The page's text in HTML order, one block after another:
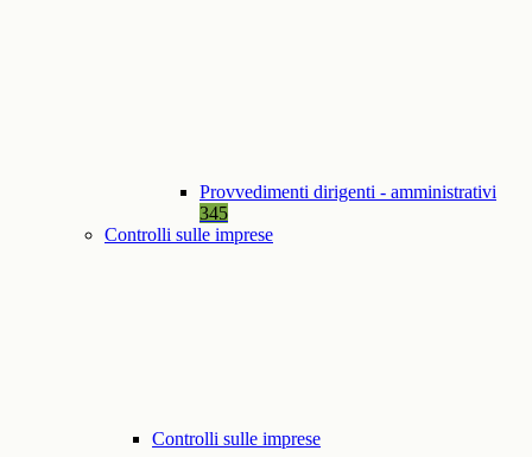
Provvedimenti dirigenti - amministrativi
345
Controlli sulle imprese
Controlli sulle imprese